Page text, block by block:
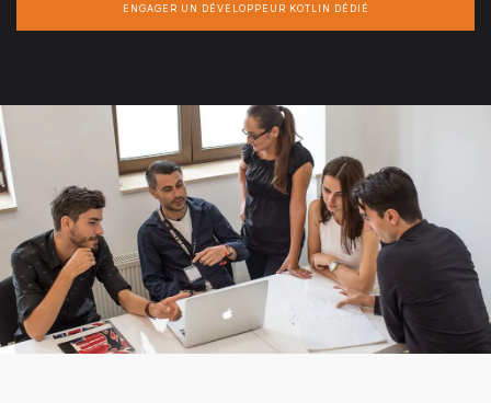
ENGAGER UN DÉVELOPPEUR KOTLIN DÉDIÉ